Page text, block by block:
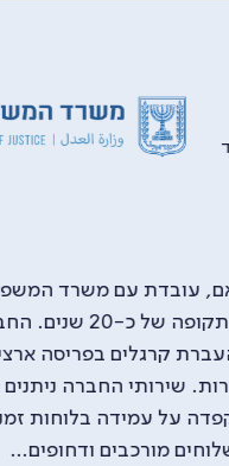
איתי רוזנברג
קב"ט, משרד
"הנני מתכבד
תקופה זו
אחראית
בתחום…
שקיפות ויחסי
לאורך זמן.